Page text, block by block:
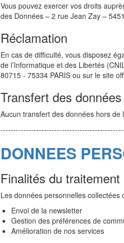
Vous pouvez exercer vos droits
des Données – 2 rue Jean Zay –
Réclamation
En cas de difficulté, vous disposez
de l’Informatique et des Libertés
80715 - 75334 PARIS ou sur le site
Transfert des
Aucun transfert des données hors de
DONNEES
Finalités du traitement
Les données personnelles
Envoi de la newsletter
Gestion des préférences de
Amélioration de nos services